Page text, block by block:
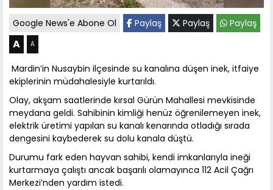
Google News'e Abone Ol Paylaş Paylaş Paylaş
A A
Mardin’in Nusaybin ilçesinde su kanalına düşen inek, itfaiye
ekiplerinin müdahalesiyle kurtarıldı.
Olay, akşam saatlerinde kırsal Gürün Mahallesi mevkisinde
meydana geldi. Sahibinin kimliği henüz öğrenilemeyen inek,
elektrik üretimi yapılan su kanalı kenarında otladığı sırada
dengesini kaybederek su dolu kanala düştü.
Durumu fark eden hayvan sahibi, kendi imkanlarıyla ineği
kurtarmaya çalıştı ancak başarılı olamayınca 112 Acil Çağrı
Merkezi’nden yardım istedi.